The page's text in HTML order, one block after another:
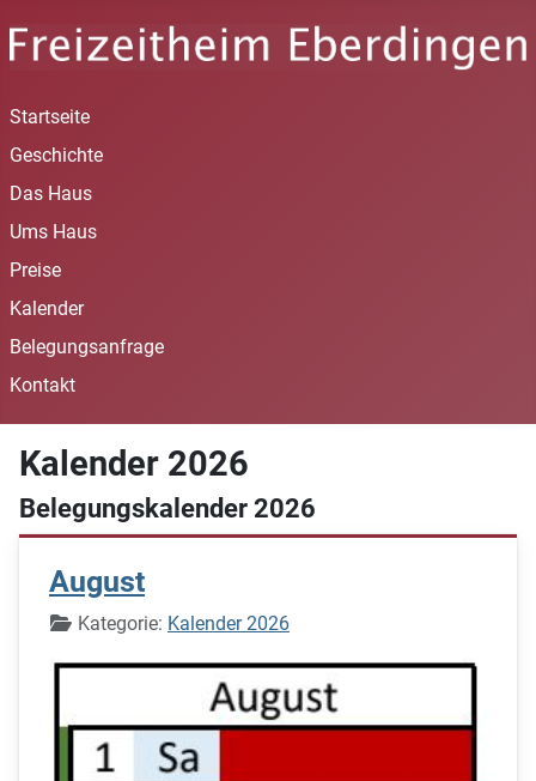
Startseite
Geschichte
Das Haus
Ums Haus
Preise
Kalender
Belegungsanfrage
Kontakt
Kalender 2026
Belegungskalender 2026
August
DetailsKategorie: Kalender 2026